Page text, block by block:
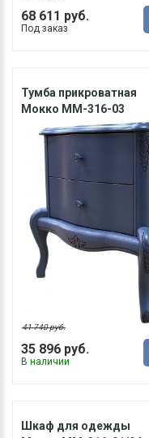
68 611 руб.
Под заказ
Тумба прикроватная
Мокко ММ-316-03
35 896 руб.
41 740 руб.
В наличии
Шкаф для одежды